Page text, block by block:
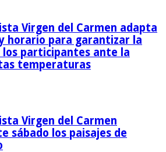
Virgen del Carmen adapta
horario para garantizar la
los participantes ante la
temperaturas
Virgen del Carmen
sábado los paisajes de